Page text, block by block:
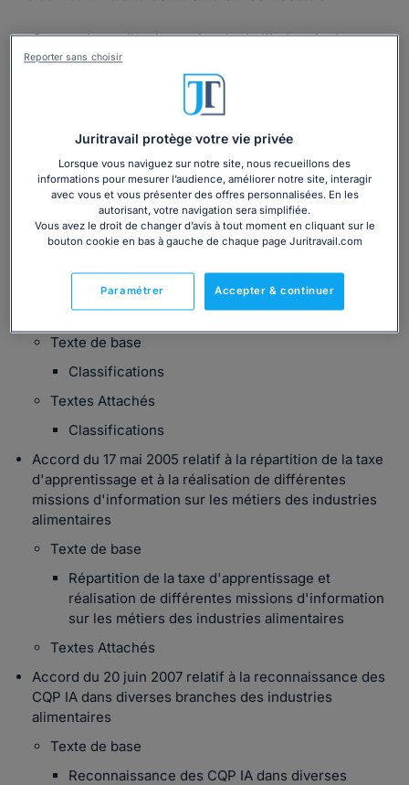
Convention collective nationale de l'industrie des
glaces, sorbets et crèmes glacées du 3 mars 2006
Convention collective nationale du 3 mars 2006
Textes Attachés
Régime de prévoyance
Textes Salaires
Salaires
Salaires
Accord du 16 mars 2005 relatif aux classifications
Texte de base
Classifications
Textes Attachés
Classifications
Accord du 17 mai 2005 relatif à la répartition de la taxe
d'apprentissage et à la réalisation de différentes
missions d'information sur les métiers des industries
alimentaires
Texte de base
Répartition de la taxe d'apprentissage et
réalisation de différentes missions d'information
sur les métiers des industries alimentaires
Textes Attachés
Accord du 20 juin 2007 relatif à la reconnaissance des
CQP IA dans diverses branches des industries
alimentaires
Texte de base
Reconnaissance des CQP IA dans diverses
Juritravail protège votre vie privée
Lorsque vous naviguez sur notre site, nous recueillons des
informations pour mesurer l’audience, améliorer notre site, interagir
avec vous et vous présenter des offres personnalisées. En les
autorisant, votre navigation sera simplifiée.
Vous avez le droit de changer d’avis à tout moment en cliquant sur le
bouton cookie en bas à gauche de chaque page Juritravail.com
Accepter & continuer
Paramétrer
Reporter sans choisir